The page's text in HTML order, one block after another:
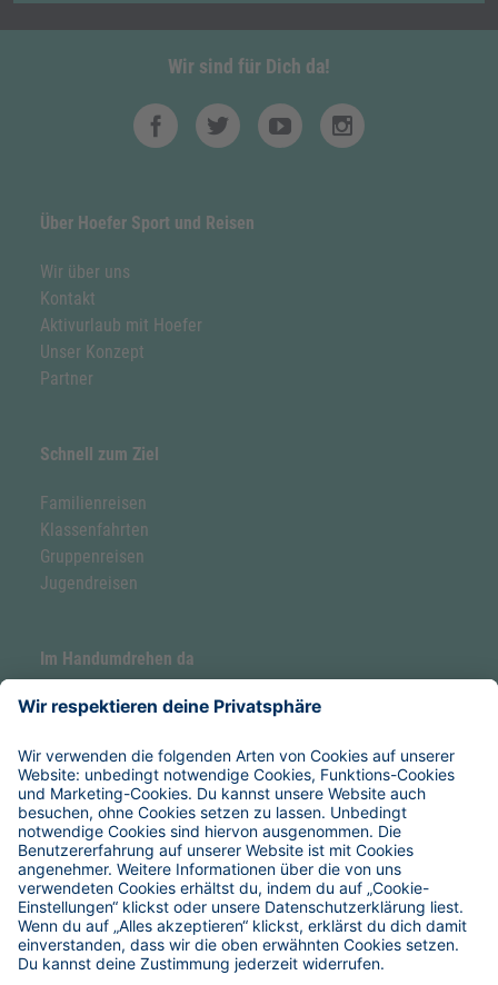
Wir sind für Dich da!
Über Hoefer Sport und Reisen
Wir über uns
Kontakt
Aktivurlaub mit Hoefer
Unser Konzept
Partner
Schnell zum Ziel
Familienreisen
Klassenfahrten
Gruppenreisen
Jugendreisen
Im Handumdrehen da
Forellenhof by Hoefer
Service & Hilfe
Verpflegung
Anreise
Reise-Versicherungen